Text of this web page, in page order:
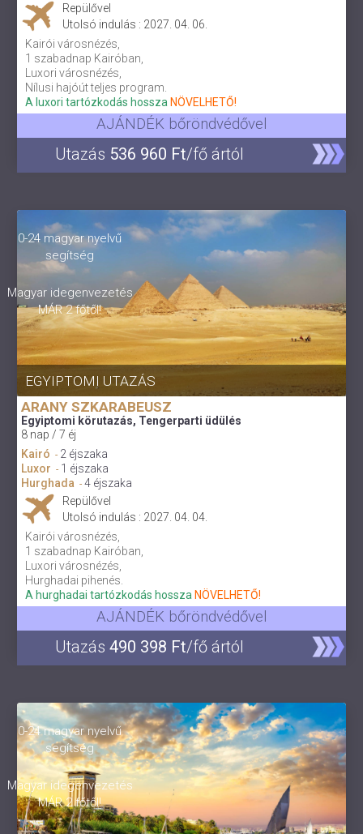
Repülővel
Utolsó indulás : 2027. 04. 06.
Kairói városnézés,
1 szabadnap Kairóban,
Luxori városnézés,
Nílusi hajóút teljes program.
A luxori tartózkodás hossza NÖVELHETŐ!
AJÁNDÉK bőröndvédővel
Utazás 536 960 Ft/fő ártól
EGYIPTOMI UTAZÁS
0-24 magyar nyelvű
segítség
Magyar idegenvezetés
MÁR 2 főtől!
ARANY SZKARABEUSZ
Egyiptomi körutazás, Tengerparti üdülés
8 nap / 7 éj
Kairó - 2 éjszaka
Luxor - 1 éjszaka
Hurghada - 4 éjszaka
Repülővel
Utolsó indulás : 2027. 04. 04.
Kairói városnézés,
1 szabadnap Kairóban,
Luxori városnézés,
Hurghadai pihenés.
A hurghadai tartózkodás hossza NÖVELHETŐ!
AJÁNDÉK bőröndvédővel
Utazás 490 398 Ft/fő ártól
0-24 magyar nyelvű
segítség
Magyar idegenvezetés
MÁR 2 főtől!